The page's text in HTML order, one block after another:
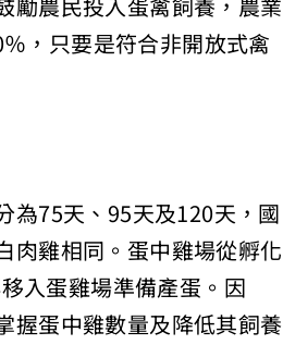
，只要是符合非開放式禽
75天、95天及120天，國
雞相同。蛋中雞場從孵化
入蛋雞場準備產蛋。因
蛋中雞數量及降低其飼養